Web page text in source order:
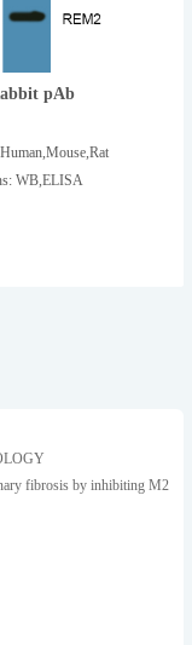
pAb
Human,Mouse,Rat
WB,ELISA
fibrosis by inhibiting M2